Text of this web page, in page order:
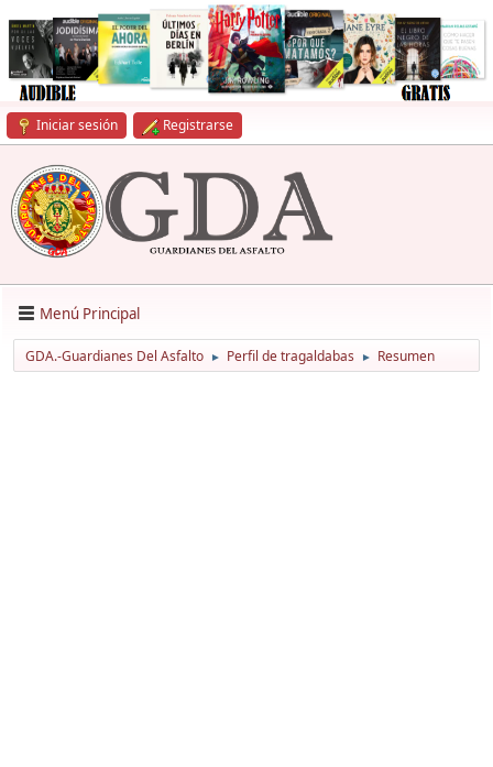
Iniciar sesión Registrarse
Menú Principal
GDA.-Guardianes Del Asfalto ► Perfil de tragaldabas ► Resumen